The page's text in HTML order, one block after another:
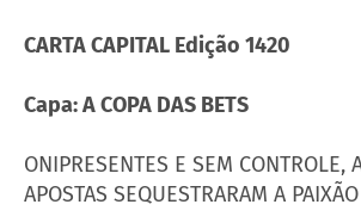
CARTA CAPITAL Edição 1420
Capa: A COPA DAS BETS
ONIPRESENTES E SEM CONTROLE,
APOSTAS SEQUESTRARAM A